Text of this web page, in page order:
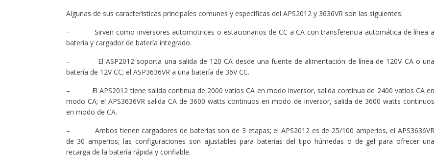
Algunas de sus características principales comunes y específicas del APS2012 y 3636VR son las siguientes:
– Sirven como inversores automotrices o estacionarios de CC a CA con transferencia automática de línea a
batería y cargador de batería integrado.
– El ASP2012 soporta una salida de 120 CA desde una fuente de alimentación de línea de 120V CA o una
batería de 12V CC; el ASP3636VR a una batería de 36V CC.
– El APS2012 tiene salida continua de 2000 vatios CA en modo inversor, salida continua de 2400 vatios CA en
modo CA; el APS3636VR salida CA de 3600 watts continuos en modo de inversor, salida de 3600 watts continuos
en modo de CA.
– Ambos tienen cargadores de baterías son de 3 etapas; el APS2012 es de 25/100 amperios, el APS3636VR
de 30 amperios; las configuraciones son ajustables para baterías del tipo húmedas o de gel para ofrecer una
recarga de la batería rápida y confiable.